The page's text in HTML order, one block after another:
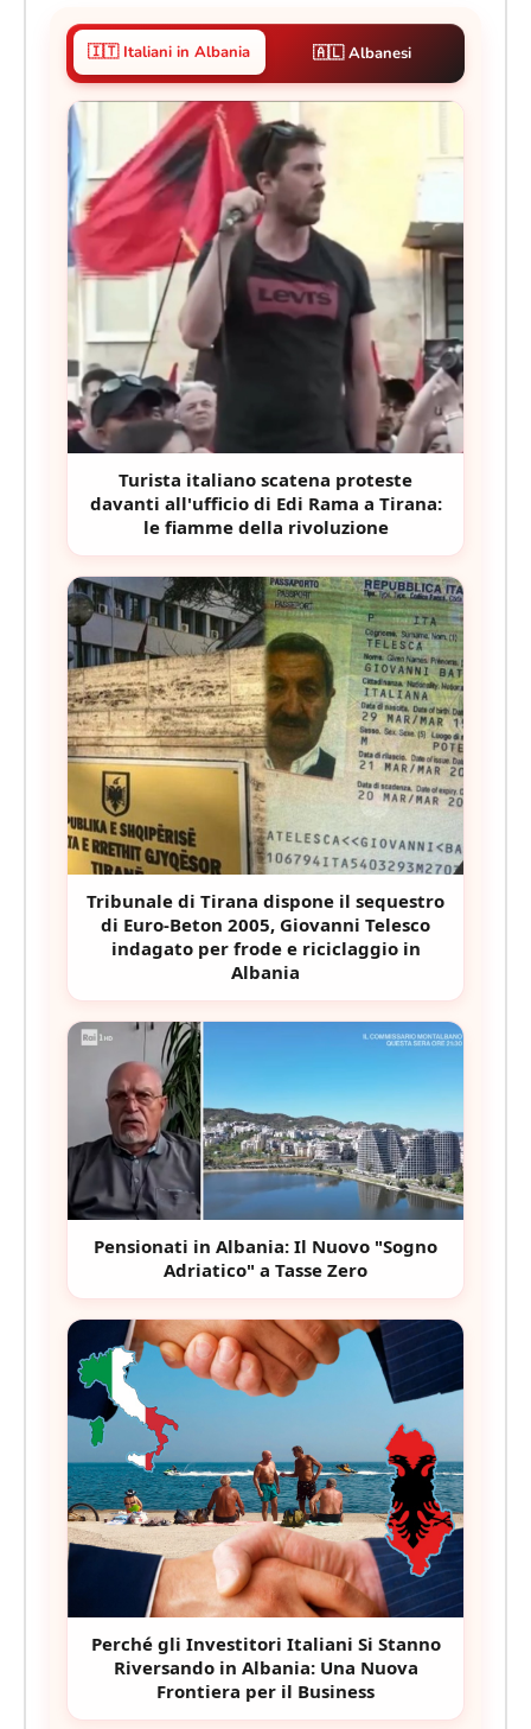
🇮🇹 Italiani in Albania 🇦🇱 Albanesi
Turista italiano scatena proteste
davanti all'ufficio di Edi Rama a Tirana:
le fiamme della rivoluzione
Tribunale di Tirana dispone il sequestro
di Euro-Beton 2005, Giovanni Telesco
indagato per frode e riciclaggio in
Albania
Pensionati in Albania: Il Nuovo "Sogno
Adriatico" a Tasse Zero
Perché gli Investitori Italiani Si Stanno
Riversando in Albania: Una Nuova
Frontiera per il Business